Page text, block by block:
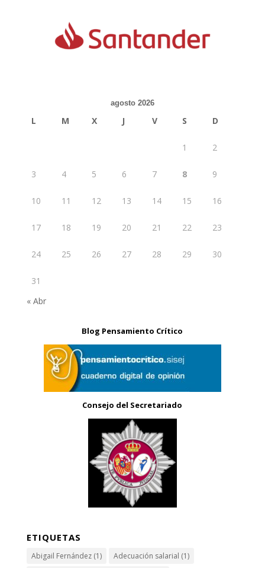
agosto 2026
L M X J V S D
1 2
3 4 5 6 7 8 9
10 11 12 13 14 15 16
17 18 19 20 21 22 23
24 25 26 27 28 29 30
31
« Abr
Blog Pensamiento Crítico
Consejo del Secretariado
ETIQUETAS
Abigail Fernández(1) Adecuación salarial (1)